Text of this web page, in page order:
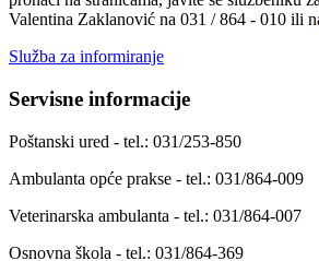
Valentina Zaklanović na 031 / 864 - 010 ili
Služba za informiranje
Servisne informacije
Poštanski ured - tel.: 031/253-850
Ambulanta opće prakse - tel.: 031/864-009
Veterinarska ambulanta - tel.: 031/864-007
Osnovna škola - tel.: 031/864-369